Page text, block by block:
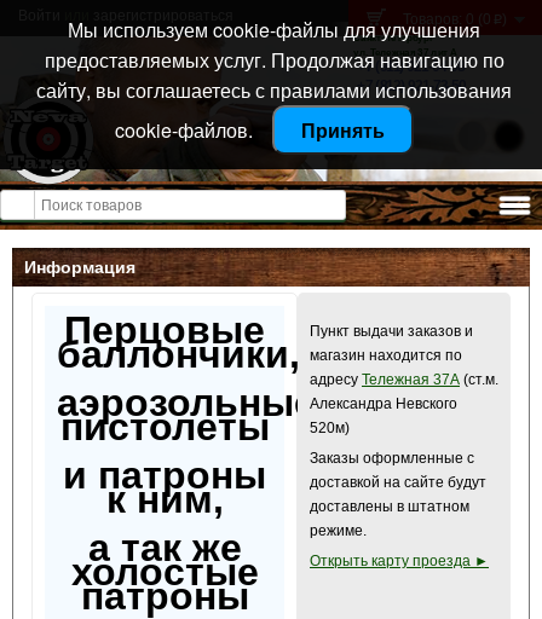
Санкт-Петербург
ул. Тележная 37 лит А
+7 (911) 021-04-08
+7 (812) 921-73-50
Товаров: 0 (0 p )
Открыть меню
Информация
Перцовые
баллончики,
аэрозольные
пистолеты
и патроны
к ним,
а так же
холостые
патроны
Пункт выдачи заказов и
магазин находится по
адресу Тележная 37А (ст.м.
Александра Невского
520м)
Заказы оформленные с
доставкой на сайте будут
доставлены в штатном
режиме.
Открыть карту проезда ►
Мы используем cookie-файлы для улучшения
предоставляемых услуг. Продолжая навигацию по
сайту, вы соглашаетесь с правилами использования
cookie-файлов.
Принять